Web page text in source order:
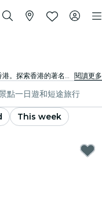
參加城市遊覽和套票行程，以前所未有的方式體驗香港。探索香港的著名地標、隱藏的瑰寶和當地熱門景點，盡情發掘賦予這座城市生命力的故事。 閱讀更多
點一日遊和短途旅行
This week